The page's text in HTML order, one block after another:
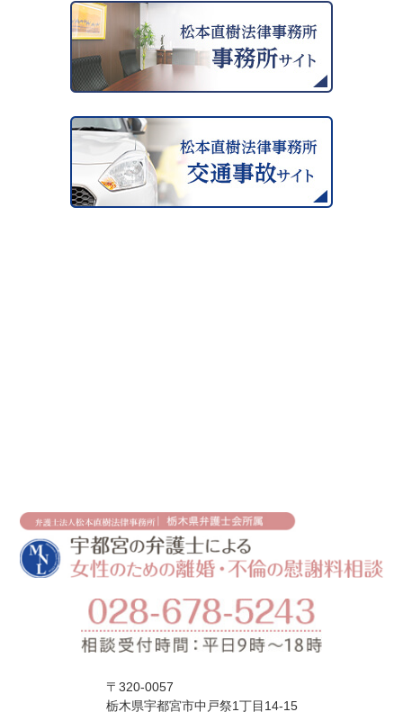
〒320-0057
栃木県宇都宮市中戸祭1丁目14-15